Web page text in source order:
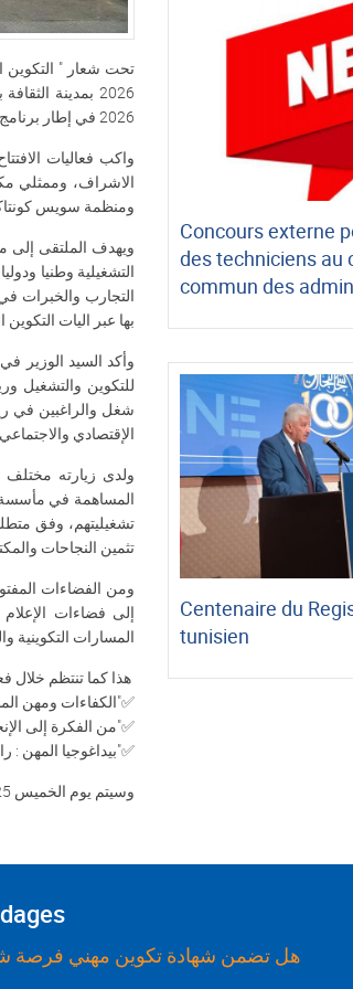
2026 في إطار برنامج "تكوين TAKWEEN" بالتعاون مع منظمة سويس كونتاكت.
واكب فعاليات
الاشراف، وممثلي
ومنظمة سويس
ويهدف الملتقى إلى
التشغيلية وطنيا
التجارب والخبرات
بها عبر اليات
وأكد السيد الوزير
للتكوين والتشغيل
شغل والراغبين في
الإقتصادي
ولدى زيارته مختلف
المساهمة في مأسسة
تشغيليتهم، وفق
تثمين النجاحات
ومن الفضاءات
إلى فضاءات
المسارات التكوينية
هذا كما تنتظم خلال
✅"الكفاءات ومهن
✅"من الفكرة إلى
✅"بيداغوجيا المهن :
وسيتم يوم الخميس 25 جوان 2026 الإعلان عن نتائج مسابقة المتكون المبادر لانتقاء أفضل افكار المشاريع.
Concours externe
des techniciens au
commun des
Centenaire du
tunisien
هل تضمن شهادة تكوين مهني فرصة